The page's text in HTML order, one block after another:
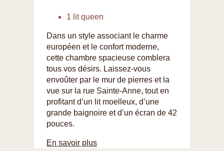
1 lit queen
Dans un style associant le charme
européen et le confort moderne,
cette chambre spacieuse comblera
tous vos désirs. Laissez-vous
envoûter par le mur de pierres et la
vue sur la rue Sainte-Anne, tout en
profitant d’un lit moelleux, d’une
grande baignoire et d’un écran de 42
pouces.
En savoir plus